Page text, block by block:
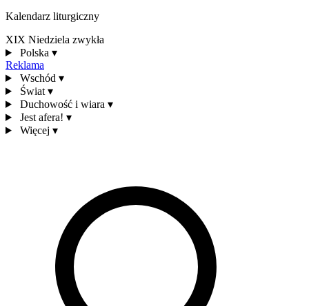
Kalendarz liturgiczny
XIX Niedziela zwykła
Polska ▾
Reklama
Wschód ▾
Świat ▾
Duchowość i wiara ▾
Jest afera! ▾
Więcej ▾